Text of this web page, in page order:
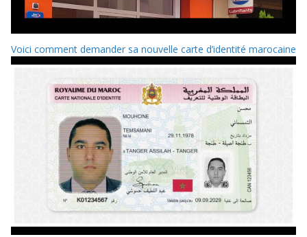
Voici comment demander sa nouvelle carte d’identité marocaine